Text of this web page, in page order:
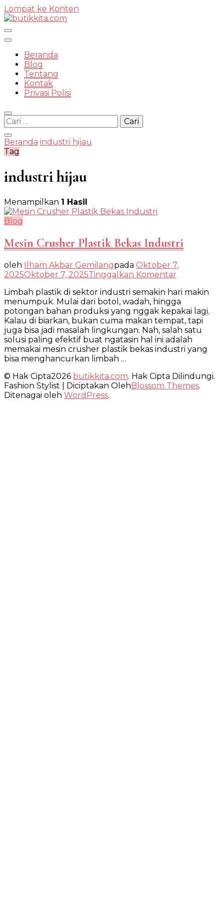
Lompat ke Konten
Beranda
Blog
Tentang
Kontak
Privasi Polisi
Cari
untuk:
Beranda industri hijau
Tag
industri hijau
Menampilkan 1 Hasil
Blog
Mesin Crusher Plastik Bekas Industri
oleh Ilham Akbar Gemilangpada Oktober 7,
2025Oktober 7, 2025Tinggalkan Komentar
Crusher
Plastik
Bekas
Industri
Limbah plastik di sektor industri semakin hari makin
menumpuk. Mulai dari botol, wadah, hingga
potongan bahan produksi yang nggak kepakai lagi.
Kalau di biarkan, bukan cuma makan tempat, tapi
juga bisa jadi masalah lingkungan. Nah, salah satu
solusi paling efektif buat ngatasin hal ini adalah
memakai mesin crusher plastik bekas industri yang
bisa menghancurkan limbah …
© Hak Cipta2026 butikkita.com. Hak Cipta Dilindungi.
Fashion Stylist | Diciptakan OlehBlossom Themes.
Ditenagai oleh WordPress.